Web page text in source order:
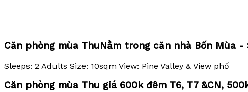
Căn phòng mùa ThuNằm trong căn nhà Bốn Mùa -
Sleeps: 2 Adults Size: 10sqm View: Pine Valley & View phố
Căn phòng mùa Thu giá 600k đêm T6, T7 &CN,